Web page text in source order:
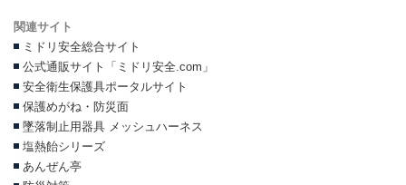
関連サイト
ミドリ安全総合サイト
公式通販サイト「ミドリ安全.com」
安全衛生保護具ポータルサイト
保護めがね・防災面
墜落制止用器具 メッシュハーネス
塩熱飴シリーズ
あんぜん亭